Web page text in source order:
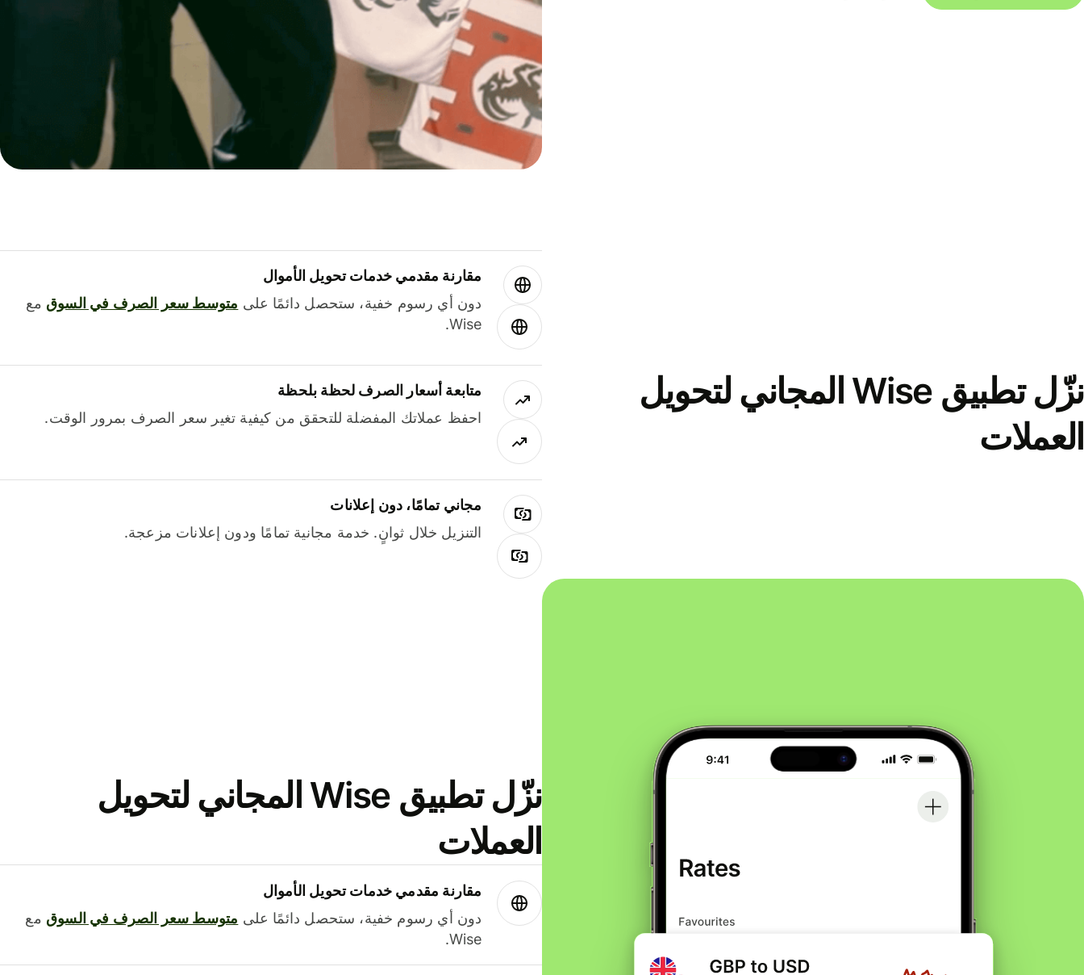
نزّل تطبيق Wise المجاني لتحويل
العملات
مقارنة مقدمي خدمات تحويل الأموال
دون أي رسوم خفية، ستحصل دائمًا على متوسط ​​سعر الصرف في السوق مع
Wise.
متابعة أسعار الصرف لحظة بلحظة
احفظ عملاتك المفضلة للتحقق من كيفية تغير سعر الصرف بمرور الوقت.
مجاني تمامًا، دون إعلانات
التنزيل خلال ثوانٍ. خدمة مجانية تمامًا ودون إعلانات مزعجة.
نزّل تطبيق Wise المجاني لتحويل
العملات
مقارنة مقدمي خدمات تحويل الأموال
دون أي رسوم خفية، ستحصل دائمًا على متوسط ​​سعر الصرف في السوق مع
Wise.